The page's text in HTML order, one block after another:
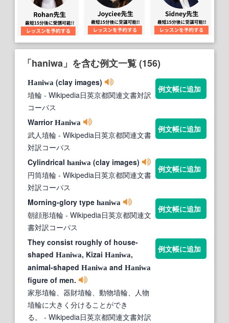
「haniwa」を含む例文一覧 (156)
Haniwa (clay images)
埴輪 - Wikipedia日英京都関連文書対訳
コーパス
例文帳に追加
WarriorHaniwa
武人埴輪 - Wikipedia日英京都関連文書
対訳コーパス
例文帳に追加
Cylindrical haniwa (clay images)
円筒埴輪 - Wikipedia日英京都関連文書
対訳コーパス
例文帳に追加
Morning-glory type haniwa
朝顔形埴輪 - Wikipedia日英京都関連文
書対訳コーパス
例文帳に追加
They consist roughly of house-
shaped Haniwa, Kizai Haniwa,
animal-shaped Haniwa and Haniwa
figure of men.
家形埴輪、器財埴輪、動物埴輪、人物
埴輪に大きく分けることができ
る。
- Wikipedia日英京都関連文書対訳
例文帳に追加